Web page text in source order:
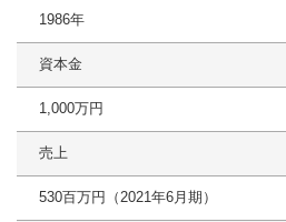
1986年
資本金
1,000万円
売上
530百万円（2021年6月期）